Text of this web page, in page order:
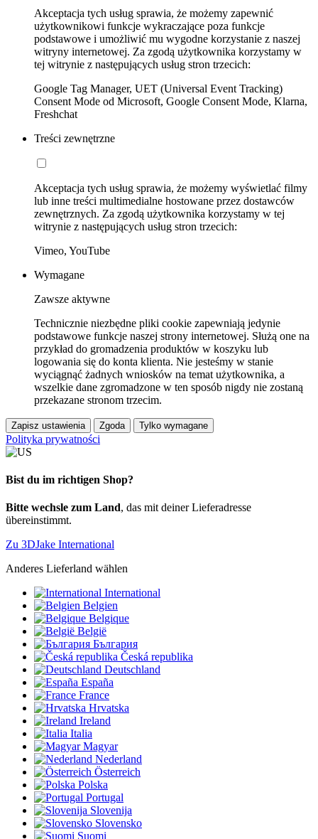
Akceptacja tych usług sprawia, że możemy zapewnić
użytkownikowi funkcje wykraczające poza funkcje
podstawowe i umożliwić mu wygodne korzystanie z naszej
witryny internetowej. Za zgodą użytkownika korzystamy w
tej witrynie z następujących usług stron trzecich:
Google Tag Manager, UET (Universal Event Tracking)
Consent Mode od Microsoft, Google Consent Mode, Klarna,
Freshchat
Treści zewnętrzne
Akceptacja tych usług sprawia, że możemy wyświetlać filmy
lub inne treści multimedialne hostowane przez dostawców
zewnętrznych. Za zgodą użytkownika korzystamy w tej
witrynie z następujących usług stron trzecich:
Vimeo, YouTube
Wymagane
Zawsze aktywne
Technicznie niezbędne pliki cookie zapewniają jedynie
podstawowe funkcje naszej strony internetowej. Służą one na
przykład do gromadzenia produktów w koszyku lub
logowania się do konta klienta. Nie jesteśmy w stanie
wyciągnąć żadnych wniosków na temat użytkownika, a
wszelkie dane zgromadzone w ten sposób nigdy nie zostaną
przekazane stronom trzecim.
Zapisz ustawienia Zgoda Tylko wymagane
Polityka prywatności
Bist du im richtigen Shop?
Bitte wechsle zum Land, das mit deiner Lieferadresse
übereinstimmt.
Zu 3DJake International
Anderes Lieferland wählen
International
Belgien
Belgique
België
България
Česká republika
Deutschland
España
France
Hrvatska
Ireland
Italia
Magyar
Nederland
Österreich
Polska
Portugal
Slovenija
Slovensko
Suomi